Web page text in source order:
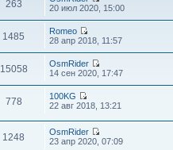
263
20 июл 2020, 15:00
1485
Romeo
28 апр 2018, 11:57
15058
OsmRider
14 сен 2020, 17:47
778
100KG
22 авг 2018, 13:21
1248
OsmRider
23 апр 2020, 07:09